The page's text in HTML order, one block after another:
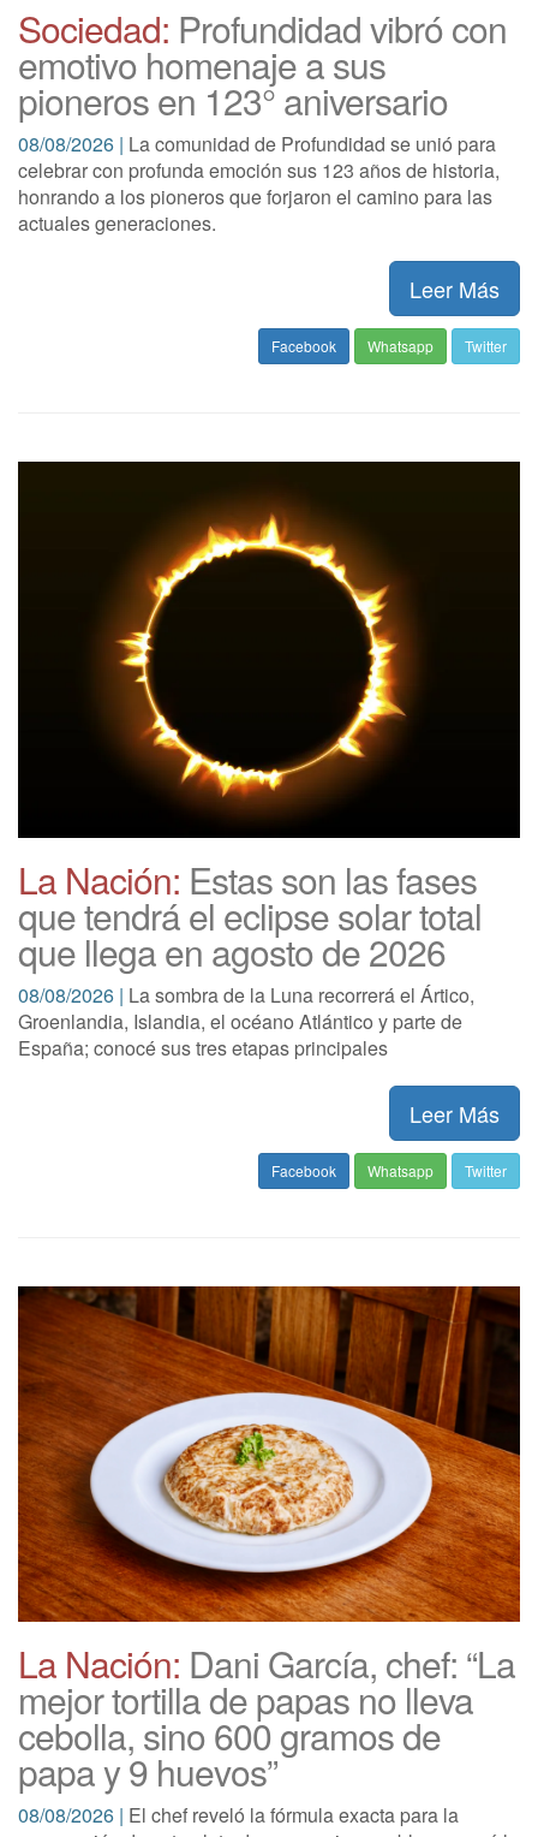
Sociedad: Profundidad vibró con
emotivo homenaje a sus
pioneros en 123° aniversario
08/08/2026 | La comunidad de Profundidad se unió para
celebrar con profunda emoción sus 123 años de historia,
honrando a los pioneros que forjaron el camino para las
actuales generaciones.
Leer Más
Facebook Whatsapp Twitter
La Nación: Estas son las fases
que tendrá el eclipse solar total
que llega en agosto de 2026
08/08/2026 | La sombra de la Luna recorrerá el Ártico,
Groenlandia, Islandia, el océano Atlántico y parte de
España; conocé sus tres etapas principales
Leer Más
Facebook Whatsapp Twitter
La Nación: Dani García, chef: “La
mejor tortilla de papas no lleva
cebolla, sino 600 gramos de
papa y 9 huevos”
08/08/2026 | El chef reveló la fórmula exacta para la